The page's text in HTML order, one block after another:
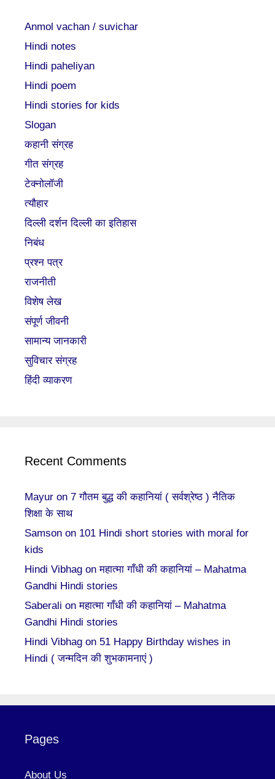
Anmol vachan / suvichar
Hindi notes
Hindi paheliyan
Hindi poem
Hindi stories for kids
Slogan
कहानी संग्रह
गीत संग्रह
टेक्नोलॉजी
त्यौहार
दिल्ली दर्शन दिल्ली का इतिहास
निबंध
प्रश्न पत्र
राजनीती
विशेष लेख
संपूर्ण जीवनी
सामान्य जानकारी
सुविचार संग्रह
हिंदी व्याकरण
Recent Comments
Mayur on 7 गौतम बुद्ध की कहानियां ( सर्वश्रेष्ठ ) नैतिक
शिक्षा के साथ
Samson on 101 Hindi short stories with moral for
kids
Hindi Vibhag onमहात्मा गाँधी की कहानियां – Mahatma
Gandhi Hindi stories
Saberali onमहात्मा गाँधी की कहानियां – Mahatma
Gandhi Hindi stories
Hindi Vibhag on 51 Happy Birthday wishes in
Hindi ( जन्मदिन की शुभकामनाएं )
Pages
About Us